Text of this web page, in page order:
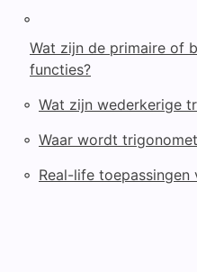
◦
Wat zijn de primaire of
functies?
◦ Wat zijn wederkerige
◦ Waar wordt
◦ Real-life